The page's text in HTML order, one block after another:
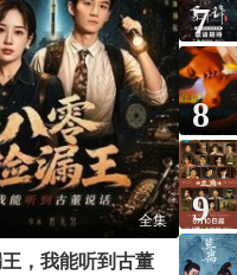
全集
7
8
9